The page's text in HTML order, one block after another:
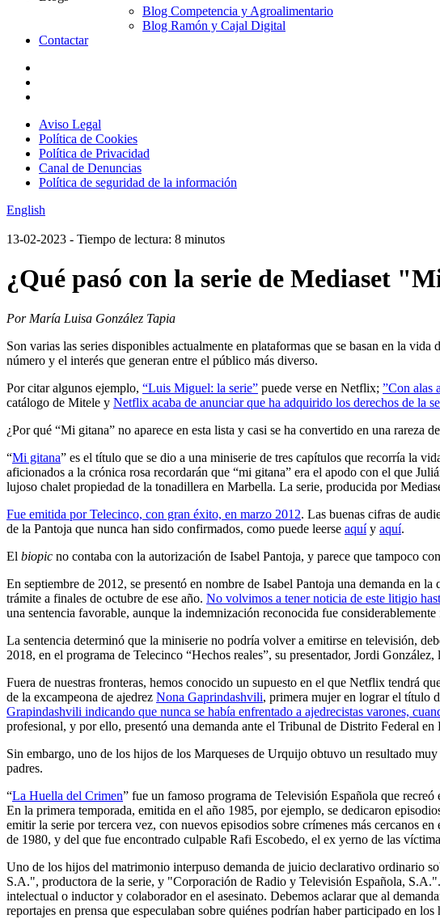
Blog Competencia y Agroalimentario
Blog Ramón y Cajal Digital
Contactar
Aviso Legal
Política de Cookies
Política de Privacidad
Canal de Denuncias
Política de seguridad de la información
English
13-02-2023 - Tiempo de lectura: 8 minutos
¿Qué pasó con la serie de Mediaset
Por María Luisa González Tapia
Son varias las series disponibles actualmente en plataformas que se basan en la
número y el interés que generan entre el público más diverso.
Por citar algunos ejemplo, “Luis Miguel: la serie” puede verse en Netflix; ”Con alas
catálogo de Mitele y Netflix acaba de anunciar que ha adquirido los derechos de la
¿Por qué “Mi gitana” no aparece en esta lista y casi se ha convertido en una rareza
“Mi gitana” es el título que se dio a una miniserie de tres capítulos que recorría la
aficionados a la crónica rosa recordarán que “mi gitana” era el apodo con el que
lujoso chalet propiedad de la tonadillera en Marbella. La serie, producida por
Fue emitida por Telecinco, con gran éxito, en marzo 2012. Las buenas cifras de
de la Pantoja que nunca han sido confirmados, como puede leerse aquíy aquí.
El biopic no contaba con la autorización de Isabel Pantoja, y parece que tampoco
En septiembre de 2012, se presentó en nombre de Isabel Pantoja una demanda en
trámite a finales de octubre de ese año. No volvimos a tener noticia de este litigio
una sentencia favorable, aunque la indemnización reconocida fue
La sentencia determinó que la miniserie no podría volver a emitirse en televisión,
2018, en el programa de Telecinco “Hechos reales”, su presentador, Jordi
Fuera de nuestras fronteras, hemos conocido un supuesto en el que Netflix tendrá
de la excampeona de ajedrez Nona Gaprindashvili, primera mujer en lograr el título
Grapindashvili indicando que nunca se había enfrentado a ajedrecistas varones,
profesional, y por ello, presentó una demanda ante el Tribunal de Distrito Federal en
Sin embargo, uno de los hijos de los Marqueses de Urquijo obtuvo un resultado
padres.
“La Huella del Crimen” fue un famoso programa de Televisión Española que
En la primera temporada, emitida en el año 1985, por ejemplo, se dedicaron
emitir la serie por tercera vez, con nuevos episodios sobre crímenes más cercanos
de 1980, y del que fue encontrado culpable Rafi Escobedo, el ex yerno de las
Uno de los hijos del matrimonio interpuso demanda de juicio declarativo ordinario
S.A.", productora de la serie, y "Corporación de Radio y Televisión Española,
intelectual o inductor y colaborador en el asesinato. Debemos aclarar que al
reportajes en prensa que especulaban sobre quiénes podrían haber participado en